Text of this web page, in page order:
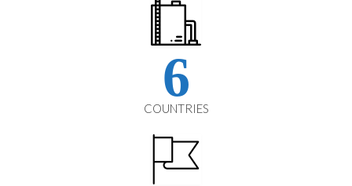
6
COUNTRIES